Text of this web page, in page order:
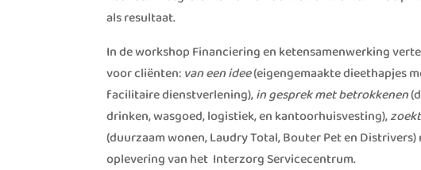
als resultaat.
In de workshop Financiering en ketensamenwerking
voor cliënten: van een idee(eigengemaakte dieethapjes
facilitaire dienstverlening),in gesprek met betrokkenen
drinken, wasgoed, logistiek, en kantoorhuisvesting),
(duurzaam wonen, Laudry Total, Bouter Pet en
oplevering van het Interzorg Servicecentrum.